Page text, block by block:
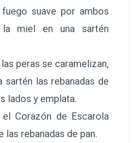
suave por ambos
miel en una sartén
peras se caramelizan,
sartén las rebanadas de
lados y emplata.
Corazón de Escarola
las rebanadas de pan.